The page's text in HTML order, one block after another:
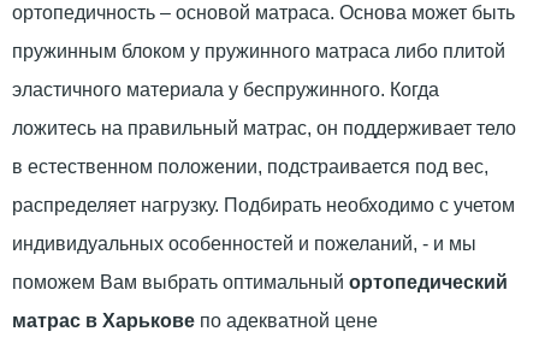
ортопедичность – основой матраса. Основа может быть
пружинным блоком у пружинного матраса либо плитой
эластичного материала у беспружинного. Когда
ложитесь на правильный матрас, он поддерживает тело
в естественном положении, подстраивается под вес,
распределяет нагрузку. Подбирать необходимо с учетом
индивидуальных особенностей и пожеланий, - и мы
поможем Вам выбрать оптимальный ортопедический
матрас в Харькове по адекватной цене